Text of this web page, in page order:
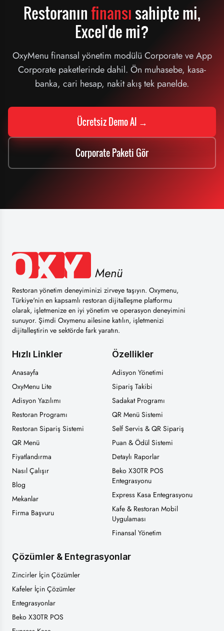
Restoranınfinansı sahipte mi,
Excel'de mi?
OxyMenu finansal yönetim modülü Corporate ve App
Corporate paketlerinde dahil. Ön muhasebe, kasa-
banka, cari hesap, nakit akış tek panelde.
Ücretsiz Demo Al →
Corporate Paketi Gör
Menü
Restoran yönetim deneyiminizi zirveye taşıyın. Oxymenu,
Türkiye'nin en kapsamlı restoran dijitalleşme platformu
olarak, işletmenize en iyi yönetim ve operasyon deneyimini
sunuyor. Şimdi Oxymenu ailesine katılın, işletmenizi
dijitalleştirin ve sektörde fark yaratın.
Hızlı Linkler
Anasayfa
OxyMenu Lite
Adisyon Yazılımı
Restoran Programı
Restoran Sipariş Sistemi
QR Menü
Fiyatlandırma
Nasıl Çalışır
Blog
Mekanlar
Firma Başvuru
Özellikler
Adisyon Yönetimi
Sipariş Takibi
Sadakat Programı
QR Menü Sistemi
Self Servis & QR Sipariş
Puan & Ödül Sistemi
Detaylı Raporlar
Beko X30TR POS
Entegrasyonu
Express Kasa Entegrasyonu
Kafe & Restoran Mobil
Uygulaması
Finansal Yönetim
Çözümler & Entegrasyonlar
Zincirler İçin Çözümler
Kafeler İçin Çözümler
Entegrasyonlar
Beko X30TR POS